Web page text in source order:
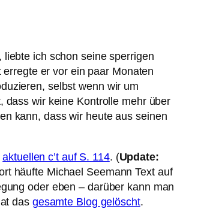
ich schon seine sperrigen
er vor ein paar Monaten
selbst wenn wir um
dass wir keine Kontrolle mehr über
kann, dass wir heute aus seinen
aktuellen c’t auf S. 114. (Update:
häufte Michael Seemann Text auf
oder eben – darüber kann man
das gesamte Blog gelöscht.